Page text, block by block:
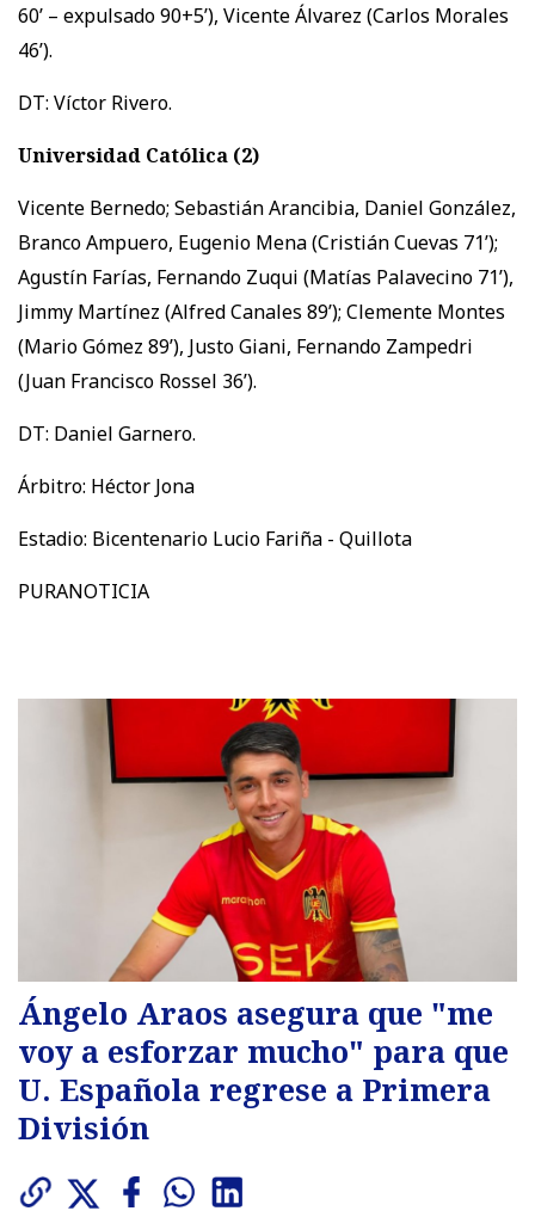
60’ – expulsado 90+5’), Vicente Álvarez (Carlos Morales
46’).
DT: Víctor Rivero.
Universidad Católica (2)
Vicente Bernedo; Sebastián Arancibia, Daniel González,
Branco Ampuero, Eugenio Mena (Cristián Cuevas 71’);
Agustín Farías, Fernando Zuqui (Matías Palavecino 71’),
Jimmy Martínez (Alfred Canales 89’); Clemente Montes
(Mario Gómez 89’), Justo Giani, Fernando Zampedri
(Juan Francisco Rossel 36’).
DT: Daniel Garnero.
Árbitro: Héctor Jona
Estadio: Bicentenario Lucio Fariña - Quillota
PURANOTICIA
Ángelo Araos asegura que "me
voy a esforzar mucho" para que
U. Española regrese a Primera
División